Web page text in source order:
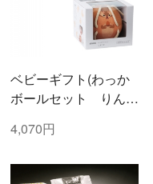
ベビーギフト(わっか
ボールセット りん
4,070円